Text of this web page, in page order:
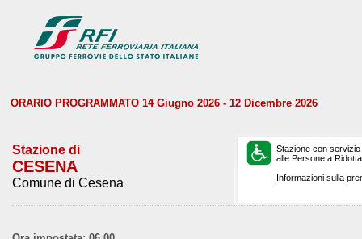
ORARIO PROGRAMMATO 14 Giugno 2026 - 12 Dicembre 2026
Stazione di
CESENA
Comune di Cesena
Stazione con
alle Persone a
Informazioni sulla